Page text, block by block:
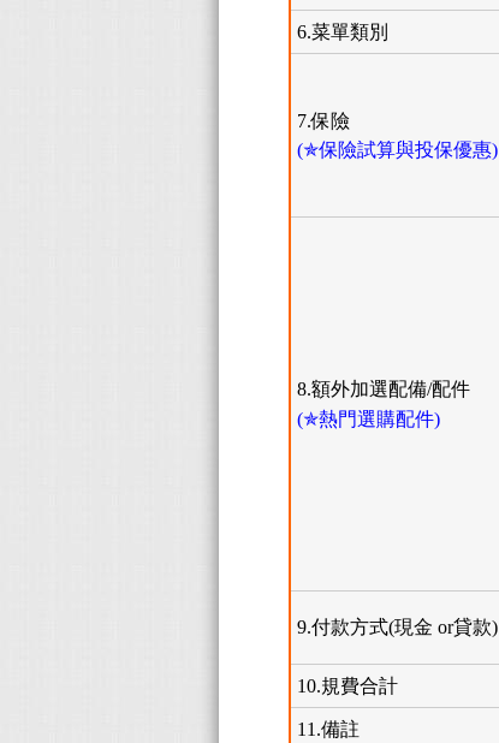
6.菜單類別
7.保險
(✯保險試算與投保優惠)
8.額外加選配備/配件
(✯熱門選購配件)
9.付款方式(現金 or貸款)
10.規費合計
11.備註